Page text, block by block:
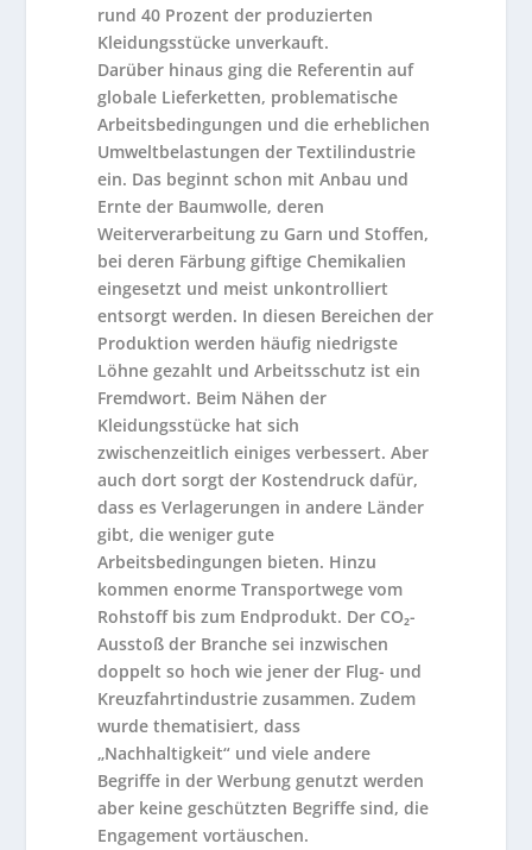
rund 40 Prozent der produzierten
Kleidungsstücke unverkauft.
Darüber hinaus ging die Referentin auf
globale Lieferketten, problematische
Arbeitsbedingungen und die erheblichen
Umweltbelastungen der Textilindustrie
ein. Das beginnt schon mit Anbau und
Ernte der Baumwolle, deren
Weiterverarbeitung zu Garn und Stoffen,
bei deren Färbung giftige Chemikalien
eingesetzt und meist unkontrolliert
entsorgt werden. In diesen Bereichen der
Produktion werden häufig niedrigste
Löhne gezahlt und Arbeitsschutz ist ein
Fremdwort. Beim Nähen der
Kleidungsstücke hat sich
zwischenzeitlich einiges verbessert. Aber
auch dort sorgt der Kostendruck dafür,
dass es Verlagerungen in andere Länder
gibt, die weniger gute
Arbeitsbedingungen bieten. Hinzu
kommen enorme Transportwege vom
Rohstoff bis zum Endprodukt. Der CO₂-
Ausstoß der Branche sei inzwischen
doppelt so hoch wie jener der Flug- und
Kreuzfahrtindustrie zusammen. Zudem
wurde thematisiert, dass
„Nachhaltigkeit“ und viele andere
Begriffe in der Werbung genutzt werden
aber keine geschützten Begriffe sind, die
Engagement vortäuschen.